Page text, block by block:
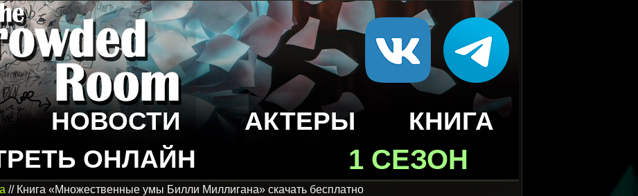
НОВОСТИ АКТЕРЫ
КНИГА
ОНЛАЙН
1 СЕЗОН
// Книга «Множественные умы Билли Миллигана» скачать бесплатно